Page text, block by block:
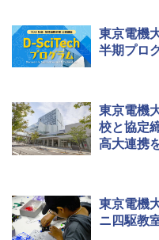
東京電機
半期プロ
東京電機
校と協定
高大連携
東京電機
ニ四駆教